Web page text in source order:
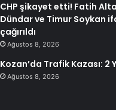
CHP şikayet etti! Fatih
Dündar ve Timur Soykan
çağırıldı
Ağustos 8, 2026
Kozan’da Trafik Kazası: 2
Ağustos 8, 2026